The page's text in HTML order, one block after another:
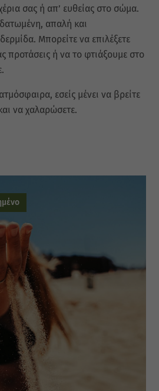
σας ή απ’ ευθείας στο σώμα.
απαλή και
Μπορείτε να επιλέξετε
προτάσεις ή να το φτιάξουμε στο
εσείς μένει να βρείτε
να χαλαρώσετε.